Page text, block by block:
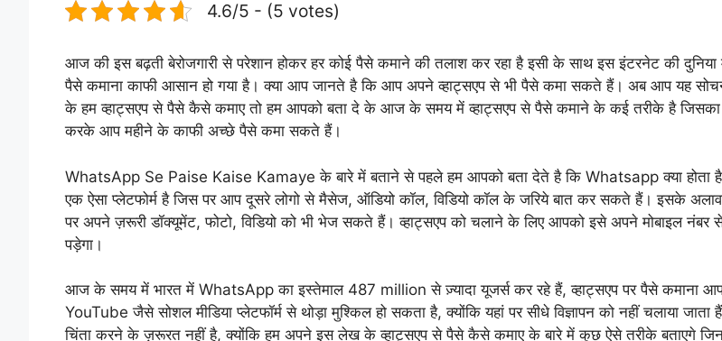
4.6/5 - (5 votes)
आज की इस बढ़ती बेरोजगारी से परेशान होकर हर कोई पैसे कमाने की तलाश कर रहा है इसी के साथ इस इंटरनेट की
पैसे कमाना काफी आसान हो गया है। क्या आप जानते है कि आप अपने व्हाट्सएप से भी पैसे कमा सकते हैं। अब आप यह
के हम व्हाट्सएप से पैसे कैसे कमाए तो हम आपको बता दे के आज के समय में व्हाट्सएप से पैसे कमाने के कई तरीके है जिसका
करके आप महीने के काफी अच्छे पैसे कमा सकते हैं।
WhatsApp Se Paise Kaise Kamaye के बारे में बताने से पहले हम आपको बता देते है कि Whatsapp क्या होता
एक ऐसा प्लेटफोर्म है जिस पर आप दूसरे लोगो से मैसेज, ऑडियो कॉल, विडियो कॉल के जरिये बात कर सकते हैं। इसके
पर अपने ज़रूरी डॉक्यूमेंट, फोटो, विडियो को भी भेज सकते हैं। व्हाट्सएप को चलाने के लिए आपको इसे अपने मोबाइल नंबर
पड़ेगा।
आज के समय में भारत में WhatsApp का इस्तेमाल 487 million से ज़्यादा यूजर्स कर रहे हैं, व्हाट्सएप पर पैसे कमाना
YouTube जैसे सोशल मीडिया प्लेटफॉर्म से थोड़ा मुश्किल हो सकता है, क्योंकि यहां पर सीधे विज्ञापन को नहीं चलाया जाता
चिंता करने के ज़रूरत नहीं है, क्योंकि हम अपने इस लेख के व्हाट्सएप से पैसे कैसे कमाए के बारे में कुछ ऐसे तरीके बताएगे